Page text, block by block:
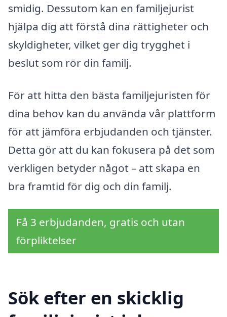
smidig. Dessutom kan en familjejurist
hjälpa dig att förstå dina rättigheter och
skyldigheter, vilket ger dig trygghet i
beslut som rör din familj.
För att hitta den bästa familjejuristen för
dina behov kan du använda vår plattform
för att jämföra erbjudanden och tjänster.
Detta gör att du kan fokusera på det som
verkligen betyder något – att skapa en
bra framtid för dig och din familj.
Få 3 erbjudanden, gratis och utan
förpliktelser
Sök efter en skicklig